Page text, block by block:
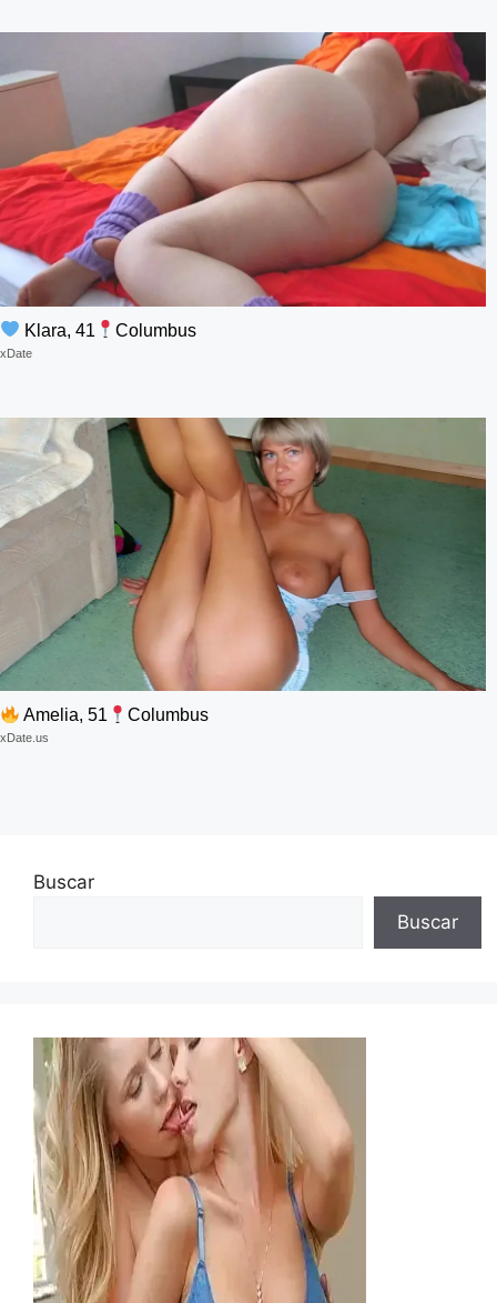
Klara, 41 Columbus
xDate
Amelia, 51 Columbus
xDate.us
Buscar
Buscar